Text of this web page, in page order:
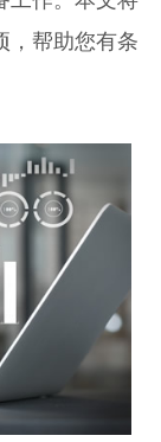
，帮助您有条